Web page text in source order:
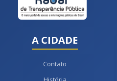
A CIDADE
Contato